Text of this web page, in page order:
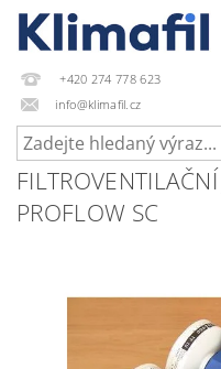
+420 274 778 623
info@klimafil.cz
PROFLOW SC